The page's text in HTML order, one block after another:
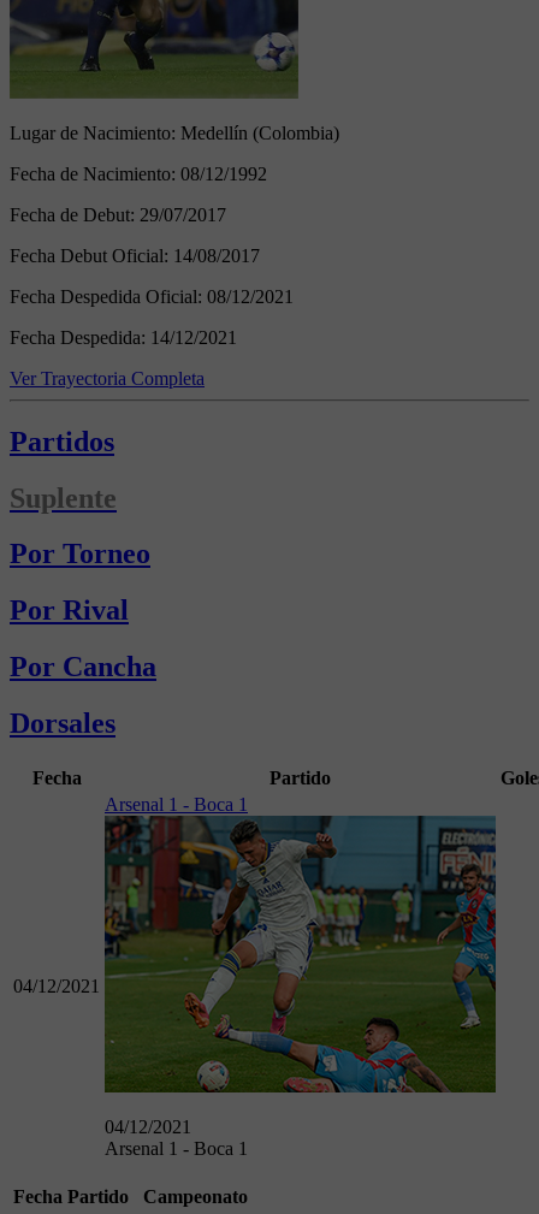
Lugar de Nacimiento: Medellín (Colombia)
Fecha de Nacimiento: 08/12/1992
Fecha de Debut: 29/07/2017
Fecha Debut Oficial: 14/08/2017
Fecha Despedida Oficial: 08/12/2021
Fecha Despedida: 14/12/2021
Ver Trayectoria Completa
Partidos
Suplente
Por Torneo
Por Rival
Por Cancha
Dorsales
Fecha Partido
04/12/2021
Arsenal 1 - Boca 1
04/12/2021
Arsenal 1 - Boca 1
Fecha Partido
Campeonato